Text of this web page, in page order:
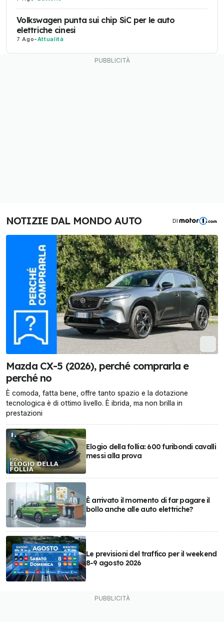
Volkswagen punta sui chip SiC per le auto
elettriche cinesi
7 Ago-Attualità
NOTIZIE DAL MONDO AUTO DI
Mazda CX-5 (2026), perché comprarla e
perché no
È comoda, fatta bene, offre tanto spazio e la dotazione
tecnologica è di ottimo livello. È ibrida, ma non brilla in
prestazioni
Elogio della follia: 600 furibondi cavalli
messi alla prova
È arrivato il momento di far pagare il
bollo anche alle auto elettriche?
Le previsioni del traffico per il weekend
8-9 agosto 2026